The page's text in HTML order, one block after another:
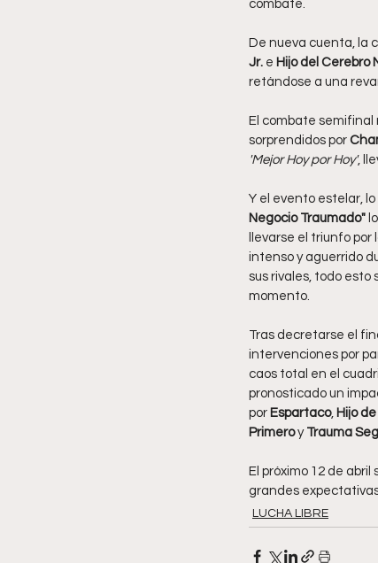
combate.
De nueva cuenta, la
Jr. e Hijo del Cerebro
retándose a una
El combate semifinal
sorprendidos por
'Mejor Hoy por Hoy',
Y el evento estelar,
Negocio Traumado"
llevarse el triunfo
intenso y aguerrido
sus rivales, todo esto
momento.
Tras decretarse el
intervenciones por
caos total en el
pronosticado un
por Espartaco, Hijo
Primero y Trauma
El próximo 12 de
grandes
LUCHA LIBRE